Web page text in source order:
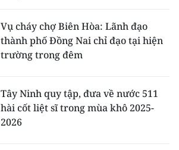
Vụ cháy chợ Biên Hòa: Lãnh đạo
thành phố Đồng Nai chỉ đạo tại hiện
trường trong đêm
Tây Ninh quy tập, đưa về nước 511
hài cốt liệt sĩ trong mùa khô 2025-
2026